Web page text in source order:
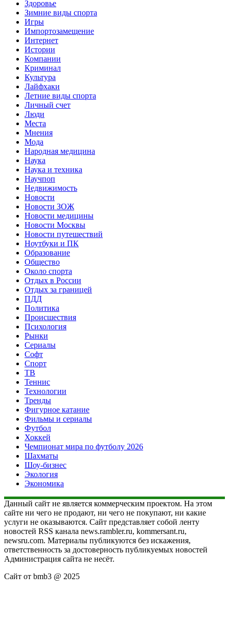
Здоровье
Зимние виды спорта
Игры
Импортозамещение
Интернет
Истории
Компании
Криминал
Культура
Лайфхаки
Летние виды спорта
Личный счет
Люди
Места
Мнения
Мода
Народная медицина
Наука
Наука и техника
Научпоп
Недвижимость
Новости
Новости ЗОЖ
Новости медицины
Новости Москвы
Новости путешествий
Ноутбуки и ПК
Образование
Общество
Около спорта
Отдых в России
Отдых за границей
ПДД
Политика
Происшествия
Психология
Рынки
Сериалы
Софт
Спорт
ТВ
Теннис
Технологии
Тренды
Фигурное катание
Фильмы и сериалы
Футбол
Хоккей
Чемпионат мира по футболу 2026
Шахматы
Шоу-бизнес
Экология
Экономика
Данный сайт не является коммерческим проектом. На этом
сайте ни чего не продают, ни чего не покупают, ни какие
услуги не оказываются. Сайт представляет собой ленту
новостей RSS канала news.rambler.ru, kommersant.ru,
newsru.com. Материалы публикуются без искажения,
ответственность за достоверность публикуемых новостей
Администрация сайта не несёт.
Сайт от bmb3 @ 2025